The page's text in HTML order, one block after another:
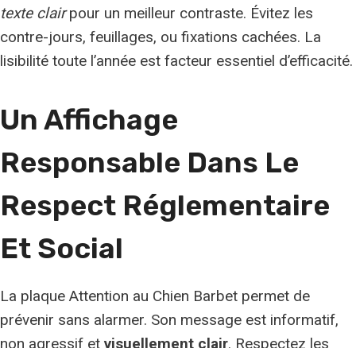
texte clairpour un meilleur contraste. Évitez les
contre-jours, feuillages, ou fixations cachées. La
lisibilité toute l’année est facteur essentiel d’efficacité.
Un Affichage
Responsable Dans Le
Respect Réglementaire
Et Social
La plaque Attention au Chien Barbet permet de
prévenir sans alarmer. Son message est informatif,
non agressif et visuellement clair. Respectez les